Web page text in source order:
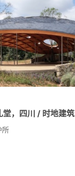
堂，四川 / 时地建
所